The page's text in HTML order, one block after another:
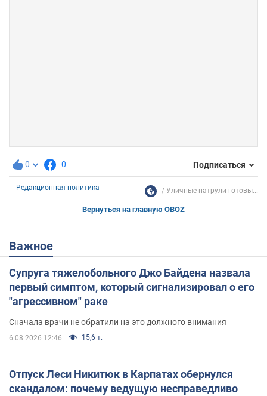
0 0 Подписаться
Редакционная политика Уличные патрули готовы...
Вернуться на главную OBOZ
Важное
Супруга тяжелобольного Джо Байдена назвала
первый симптом, который сигнализировал о его
"агрессивном" раке
Сначала врачи не обратили на это должного внимания
6.08.2026 12:46 15,6 т.
Отпуск Леси Никитюк в Карпатах обернулся
скандалом: почему ведущую несправедливо